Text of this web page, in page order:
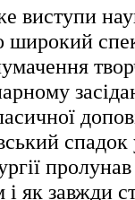
виступи
широкий
як завжди